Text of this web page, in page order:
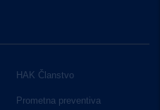
HAK Članstvo
Prometna preventiva